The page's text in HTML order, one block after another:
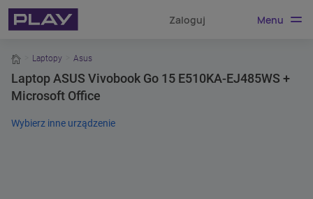
Zaloguj Menu
home
Laptopy Asus
Laptop ASUS Vivobook Go 15 E510KA-EJ485WS +
Microsoft Office
Wybierz inne urządzenie